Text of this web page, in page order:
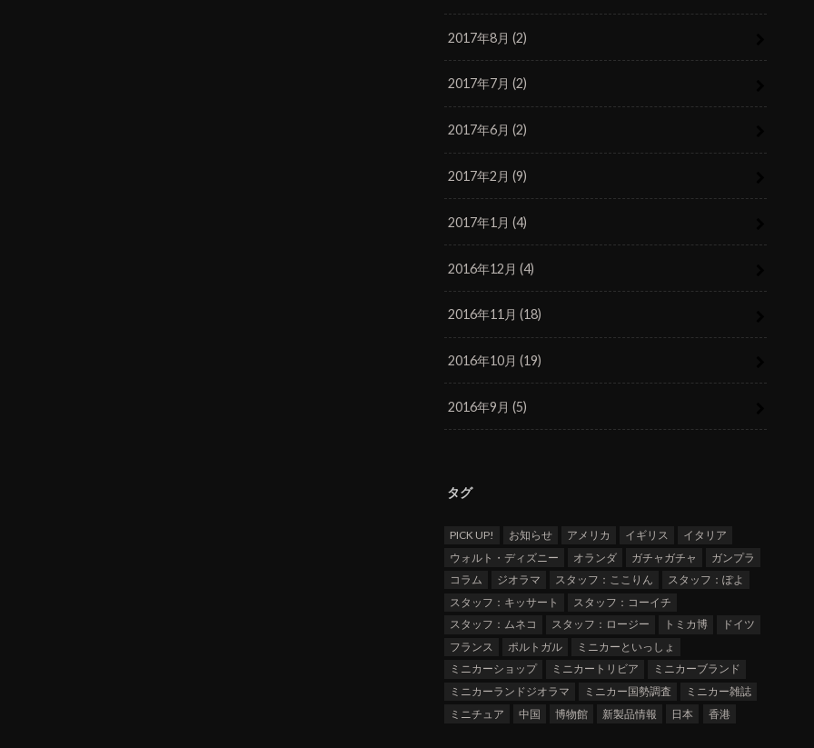
2017年8月 (2)
2017年7月 (2)
2017年6月 (2)
2017年2月 (9)
2017年1月 (4)
2016年12月 (4)
2016年11月 (18)
2016年10月 (19)
2016年9月 (5)
タグ
PICK UP! お知らせ アメリカ イギリス
イタリア
ウォルト・ディズニー
オランダ ガチャガチャ
ガンプラ
コラム
ジオラマ スタッフ：ここりん
スタッフ：ぽよ
スタッフ：キッサート
スタッフ：コーイチ
スタッフ：ムネコ
スタッフ：ロージー トミカ博
ドイツ
フランス
ポルトガル
ミニカーといっしょ
ミニカーショップ
ミニカートリビア
ミニカーブランド
ミニカーランドジオラマ
ミニカー国勢調査
ミニカー雑誌
ミニチュア
中国 博物館 新製品情報 日本 香港